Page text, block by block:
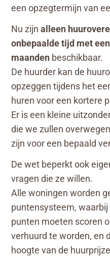
een opzegtermijn van
Nu zijnalleen
onbepaalde tijd met
maanden beschikbaar.
De huurder kan de
opzeggen tijdens het
huren voor een kortere
Er is een kleine
die we zullen
zijn voor een bepaald
De wet beperkt ook
vragen die ze willen.
Alle woningen worden
puntensysteem,
punten moeten scoren
verhuurd te worden, en
hoogte van de